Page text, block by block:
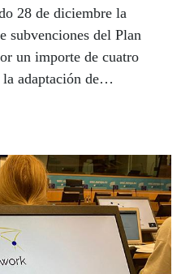
28 de diciembre la
subvenciones del Plan
un importe de cuatro
adaptación de